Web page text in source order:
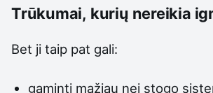
Trūkumai, kurių nereikia
Bet ji taip pat gali:
gaminti mažiau nei stogo